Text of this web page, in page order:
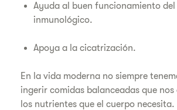
Ayuda al buen funcionamiento del
inmunológico.
Apoya a la cicatrización.
En la vida moderna no siempre
ingerir comidas balanceadas que
los nutrientes que el cuerpo